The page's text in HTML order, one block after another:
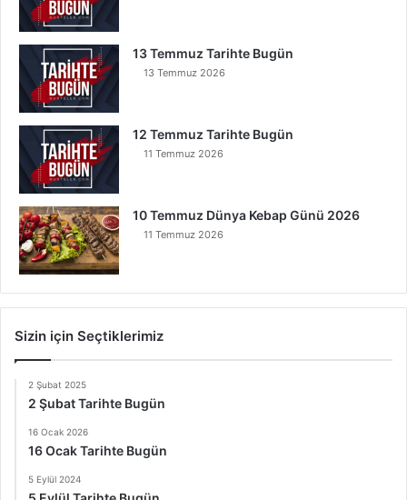
13 Temmuz Tarihte Bugün
13 Temmuz 2026
12 Temmuz Tarihte Bugün
11 Temmuz 2026
10 Temmuz Dünya Kebap Günü 2026
11 Temmuz 2026
Sizin için Seçtiklerimiz
2 Şubat 2025
2 Şubat Tarihte Bugün
16 Ocak 2026
16 Ocak Tarihte Bugün
5 Eylül 2024